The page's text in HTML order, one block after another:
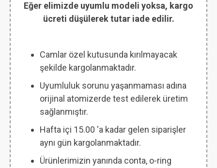
Eğer elimizde uyumlu modeli yoksa, kargo
ücreti düşülerek tutar iade edilir.
Camlar özel kutusunda kırılmayacak
şekilde kargolanmaktadır.
Uyumluluk sorunu yaşanmaması adına
orijinal atomizerde test edilerek üretim
sağlanmıştır.
Hafta içi 15.00 'a kadar gelen siparişler
aynı gün kargolanmaktadır.
Ürünlerimizin yanında conta, o-ring